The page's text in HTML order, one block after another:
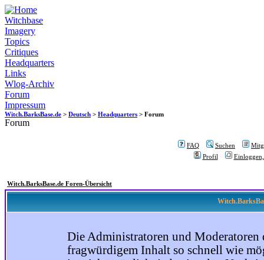
Witchbase
Imagery
Topics
Critiques
Headquarters
Links
Wlog-Archiv
Forum
Impressum
Witch.BarksBase.de > Deutsch > Headquarters > Forum
Forum
FAQ Suchen
Profil
Witch.BarksBase.de Foren-Übersicht
Die Administratoren und Moderatoren
fragwürdigem Inhalt so schnell wie